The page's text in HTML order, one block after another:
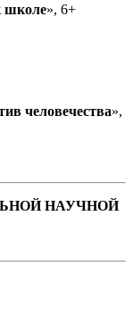
школе», 6+
человечества»,
НАУЧНОЙ